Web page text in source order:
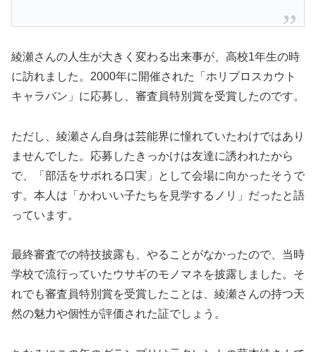
綾瀬さんの人生が大きく変わる出来事が、高校1年生の時
に訪れました。2000年に開催された「ホリプロスカウト
キャラバン」に応募し、審査員特別賞を受賞したのです。
ただし、綾瀬さん自身は芸能界に憧れていたわけではあり
ませんでした。応募したきっかけは友達に誘われたから
で、「部活をサボれる口実」として会場に向かったそうで
す。本人は「かわいい子たちを見学するノリ」だったと語
っています。
最終審査での特技披露も、やることがなかったので、当時
学校で流行っていたウサギのモノマネを披露しました。そ
れでも審査員特別賞を受賞したことは、綾瀬さんの持つ天
然の魅力や個性が評価された証でしょう。